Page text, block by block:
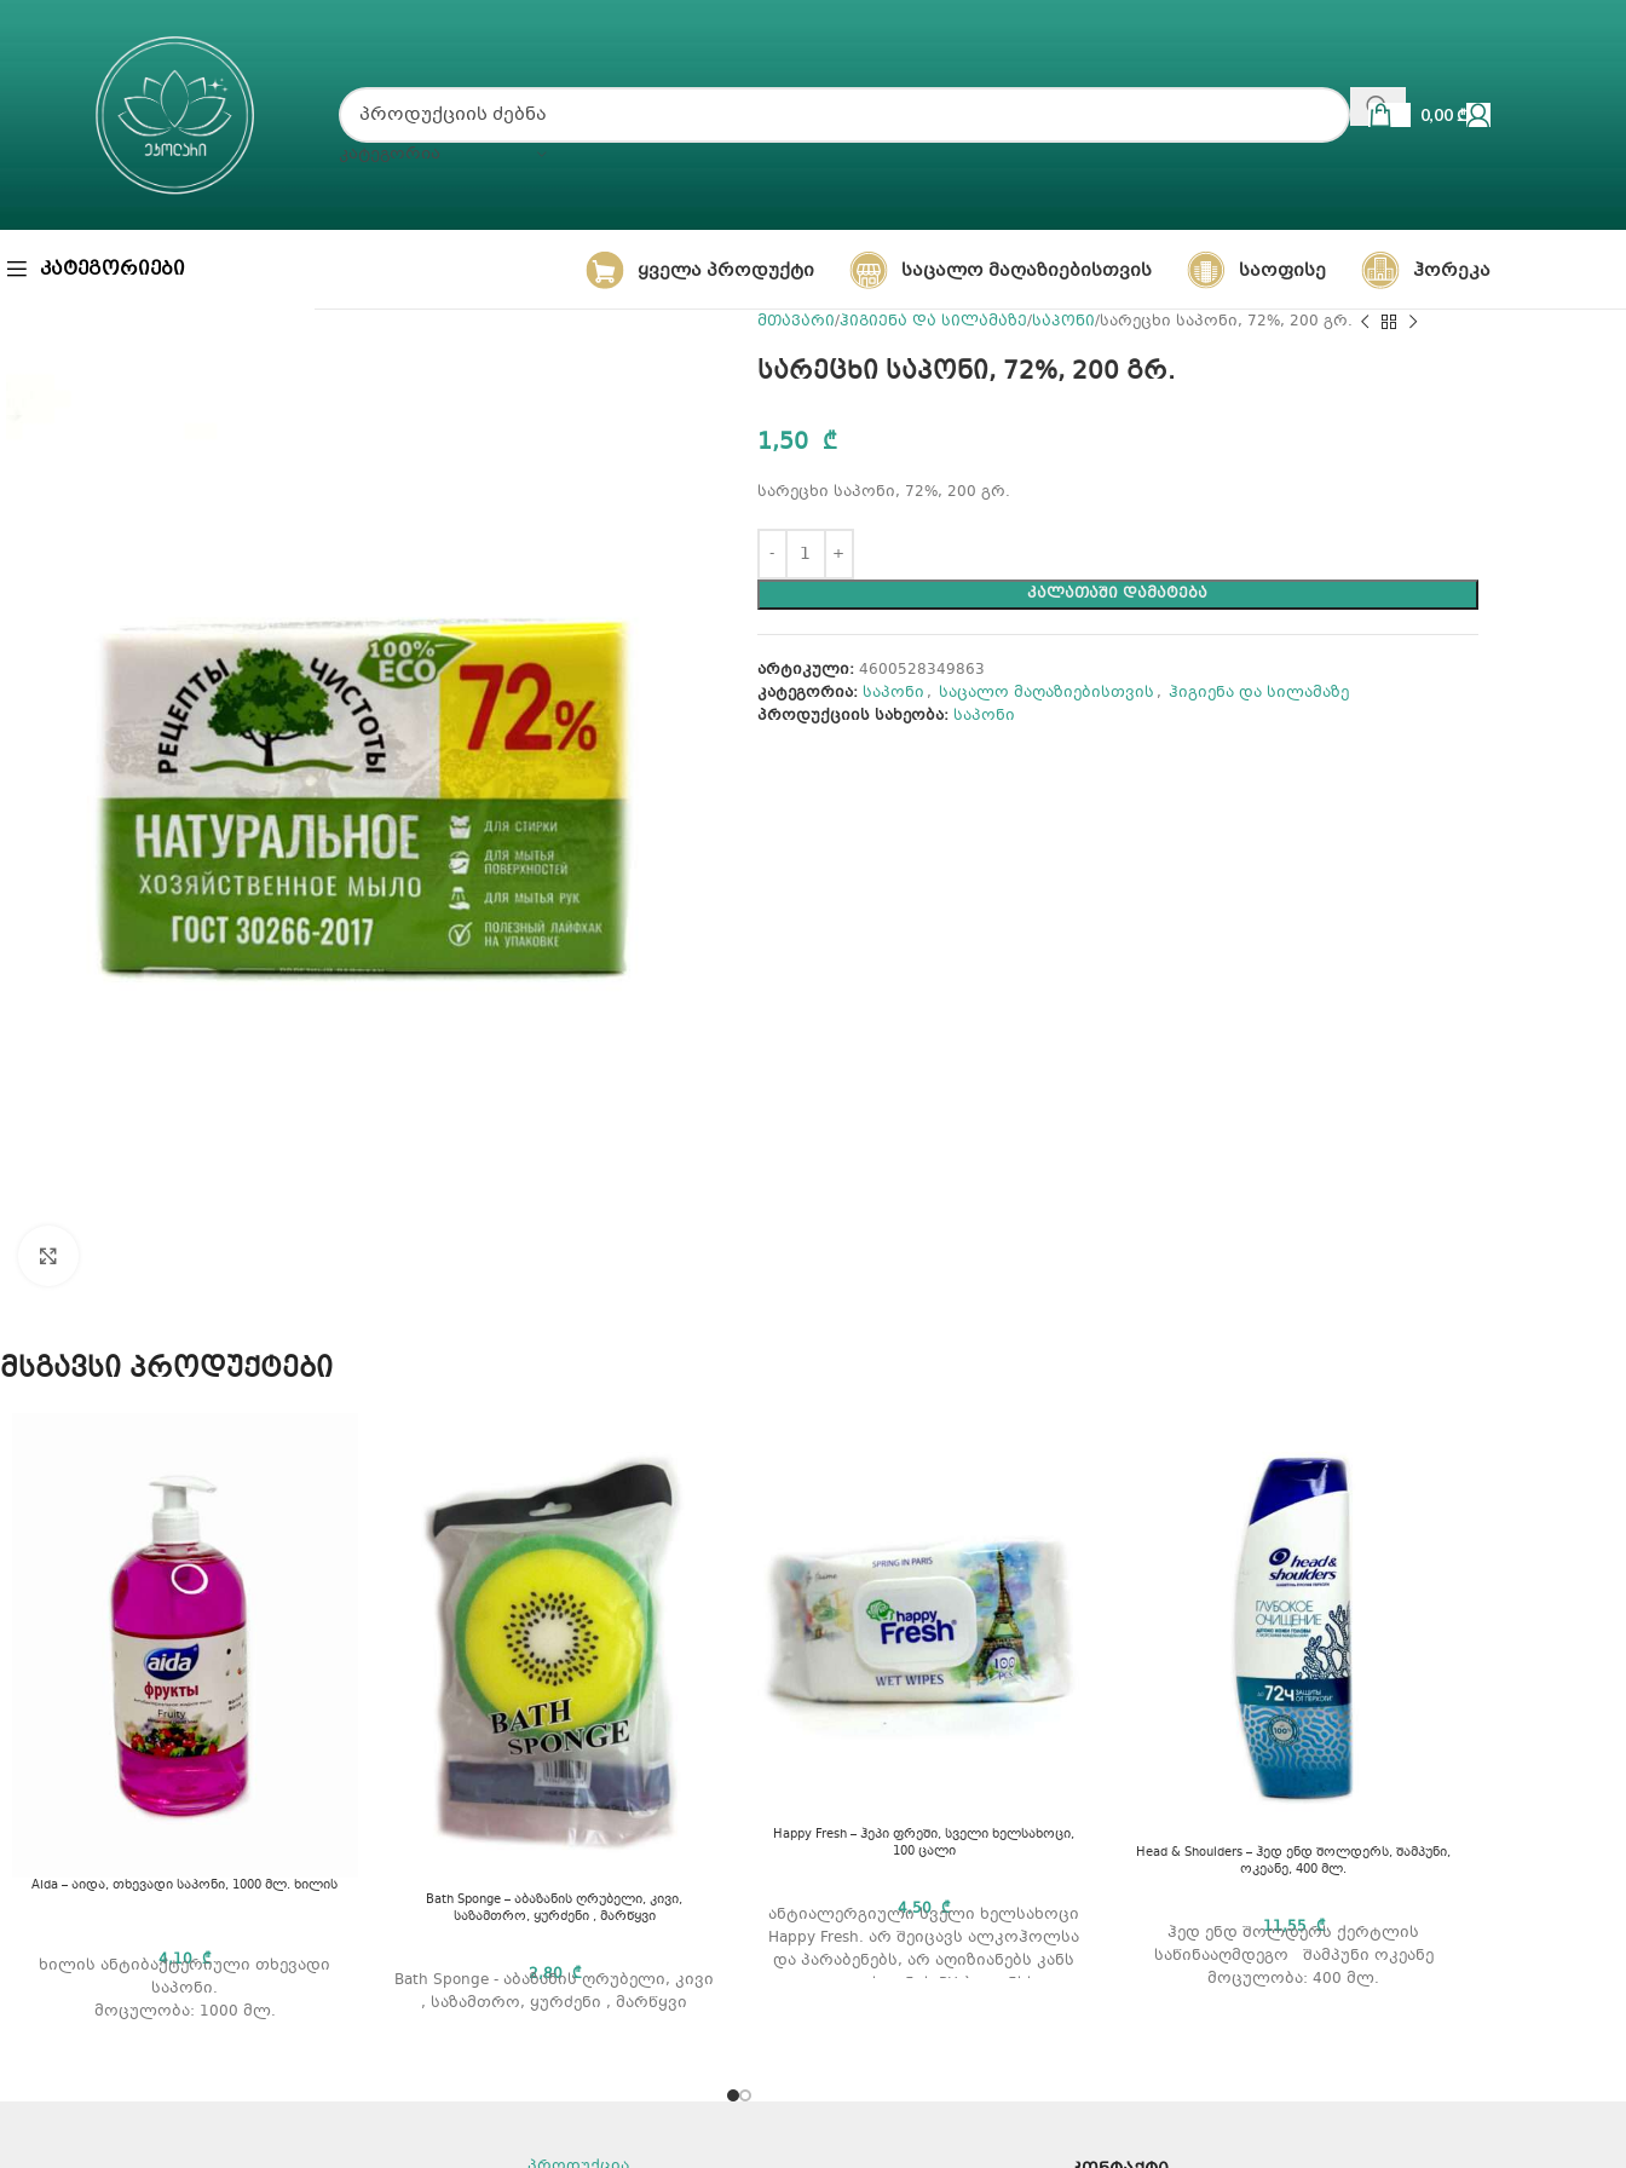
ᲙᲐᲢᲔᲒᲝᲠᲘᲐ
0,00₾
ᲙᲐᲢᲔᲒᲝᲠᲘᲔᲑᲘ ᲧᲕᲔᲚᲐ ᲞᲠᲝᲓᲣᲥᲢᲘ ᲡᲐᲪᲐᲚᲝ ᲛᲐᲦᲐᲖᲘᲔᲑᲘᲡᲗᲕᲘᲡ ᲡᲐᲝᲤᲘᲡᲔ ᲰᲝᲠᲔᲙᲐ
მთავარი ჰიგიენა და სილამაზე საპონი სარეცხი საპონი, 72%, 200 გრ.
სარეცხი საპონი, 72%, 200 გრ.
1,50 ₾
სარეცხი საპონი, 72%, 200 გრ.
ᲙᲐᲚᲐᲗᲐᲨᲘ ᲓᲐᲛᲐᲢᲔᲑᲐ
არტიკული: 4600528349863
კატეგორია: საპონი , საცალო მაღაზიებისთვის , ჰიგიენა და სილამაზე
პროდუქციის სახეობა: საპონი
მსგავსი პროდუქტები
Aida – აიდა, თხევადი საპონი, 1000 მლ. ხილის
4,10₾
ხილის ანტიბაქტერიული თხევადი
საპონი.
მოცულობა: 1000 მლ.
Bath Sponge – აბაზანის ღრუბელი, კივი,
საზამთრო, ყურძენი , მარწყვი
2,80₾
Bath Sponge - აბაზანის ღრუბელი, კივი
, საზამთრო, ყურძენი , მარწყვი
Happy Fresh – ჰეპი ფრეში, სველი ხელსახოცი,
100 ცალი
4,50₾
ანტიალერგიული სველი ხელსახოცი
Happy Fresh. არ შეიცავს ალკოჰოლსა
და პარაბენებს, არ აღიზიანებს კანს
და იცავს კანის PH ბალანსს.
Head & Shoulders – ჰედ ენდ შოლდერს, შამპუნი,
ოკეანე, 400 მლ.
11,55₾
ჰედ ენდ შოლდერს ქერტლის
საწინააღმდეგო შამპუნი ოკეანე
მოცულობა: 400 მლ.